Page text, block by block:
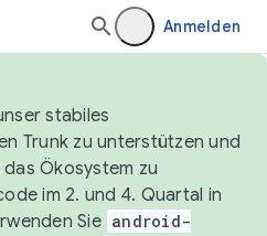
Anmelden
stabiles
Trunk zu unterstützen und
Ökosystem zu
im 2. und 4. Quartal in
Sie android-